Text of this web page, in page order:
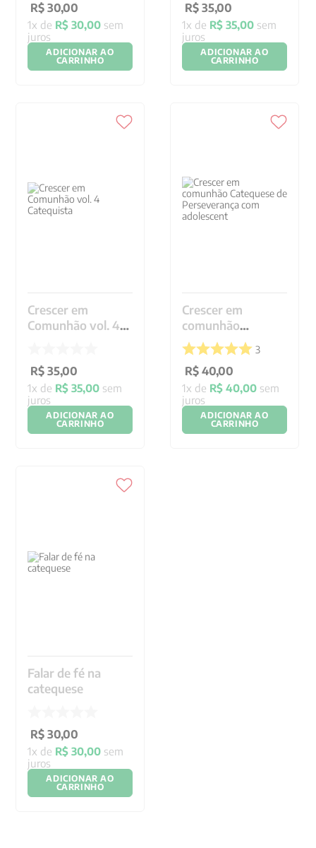
R$ 30,00
1x de R$ 30,00 sem
juros
ADICIONAR AO
CARRINHO
catecumenal com
adultos -
Catequizando
R$ 35,00
1x de R$ 35,00 sem
juros
ADICIONAR AO
CARRINHO
Crescer em
Comunhão vol. 4
R$ 35,00
1x de R$ 35,00 sem
juros
ADICIONAR AO
CARRINHO
Crescer em
comunhão
Catequese de
Perseverança com
adolescent
3
R$ 40,00
1x de R$ 40,00 sem
juros
ADICIONAR AO
CARRINHO
Falar de fé na
catequese
R$ 30,00
1x de R$ 30,00 sem
juros
ADICIONAR AO
CARRINHO